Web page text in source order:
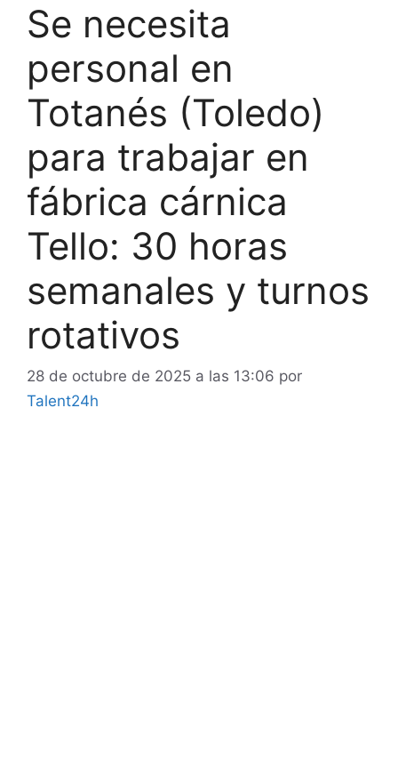
Se necesita
personal en
Totanés (Toledo)
para trabajar en
fábrica cárnica
Tello: 30 horas
semanales y turnos
rotativos
28 de octubre de 2025 a las 13:06 por
Talent24h